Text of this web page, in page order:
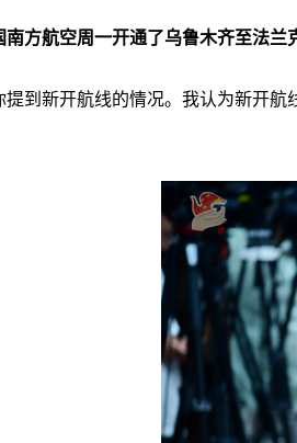
南方航空周一开通了乌鲁木齐至法
提到新开航线的情况。我认为新开